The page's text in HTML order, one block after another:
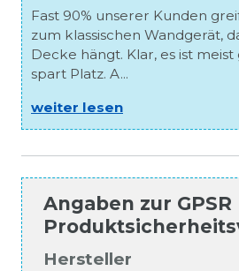
Fast 90% unserer Kunden
zum klassischen Wandgerät,
Decke hängt. Klar, es ist
spart Platz. A...
weiter lesen
Angaben zur GPSR
Hersteller